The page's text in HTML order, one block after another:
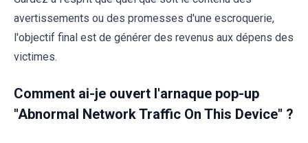
avertissements ou des promesses d'une escroquerie,
l'objectif final est de générer des revenus aux dépens des
victimes.
Comment ai-je ouvert l'arnaque pop-up
"Abnormal Network Traffic On This Device" ?